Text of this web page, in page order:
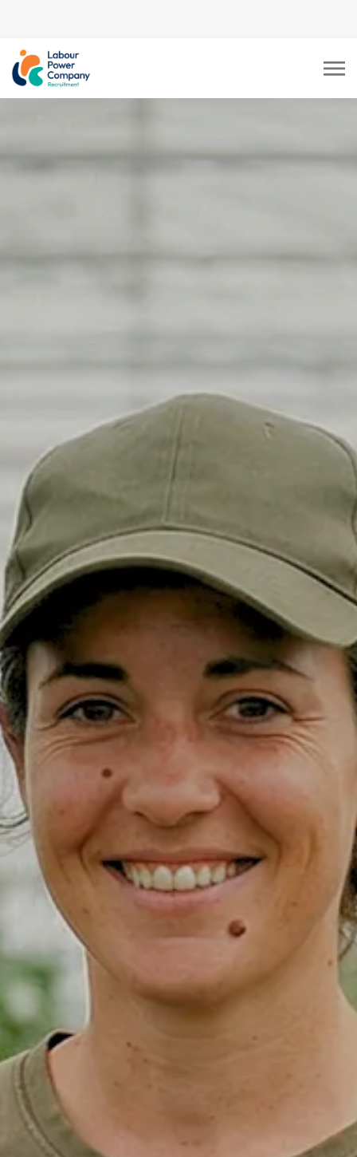
tiktok-developers-site-
verification=LY0DYTZWcaZFcbB5z5CmFJBdmZXOxOdD